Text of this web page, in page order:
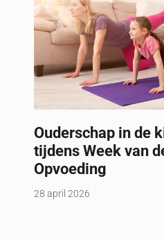
Ouderschap in de
tijdens Week van
Opvoeding
28 april 2026